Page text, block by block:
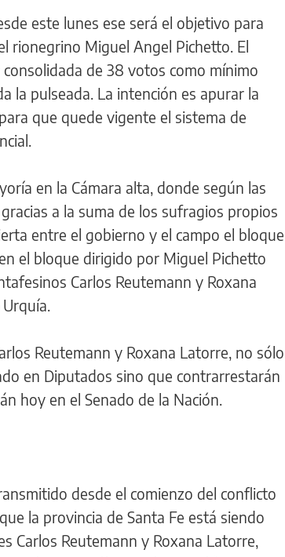
este lunes ese será el objetivo para
rionegrino Miguel Angel Pichetto. El
de 38 votos como mínimo
la pulseada. La intención es apurar la
que quede vigente el sistema de
en la Cámara alta, donde según las
a la suma de los sufragios propios
entre el gobierno y el campo el bloque
el bloque dirigido por Miguel Pichetto
Carlos Reutemann y Roxana
Reutemann y Roxana Latorre, no sólo
en Diputados sino que contrarrestarán
hoy en el Senado de la Nación.
desde el comienzo del conflicto
la provincia de Santa Fe está siendo
Carlos Reutemann y Roxana Latorre,